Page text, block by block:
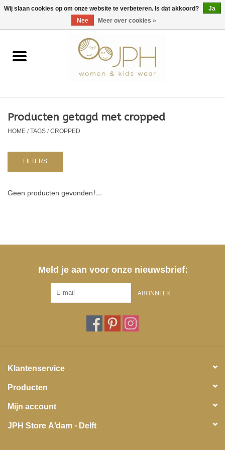
EUR/GBP/USD 0 Artikelen - €0,00
Home
Kids
NURSERY / TABLEWARE
Producten getagd met cropped
HOME/TAGS/CROPPED
FILTERS
Geen producten gevonden!...
Meld je aan voor onze nieuwsbrief:
ABONNEER
Klantenservice
Producten
Mijn account
JPH Store A'dam - Delft
Wij slaan cookies op om onze website te verbeteren. Is dat akkoord?
Ja
Nee
Meer over cookies »